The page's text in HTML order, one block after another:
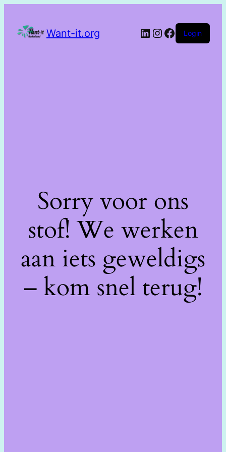
Want-it.org Login
Sorry voor ons
stof! We werken
aan iets geweldigs
– kom snel terug!